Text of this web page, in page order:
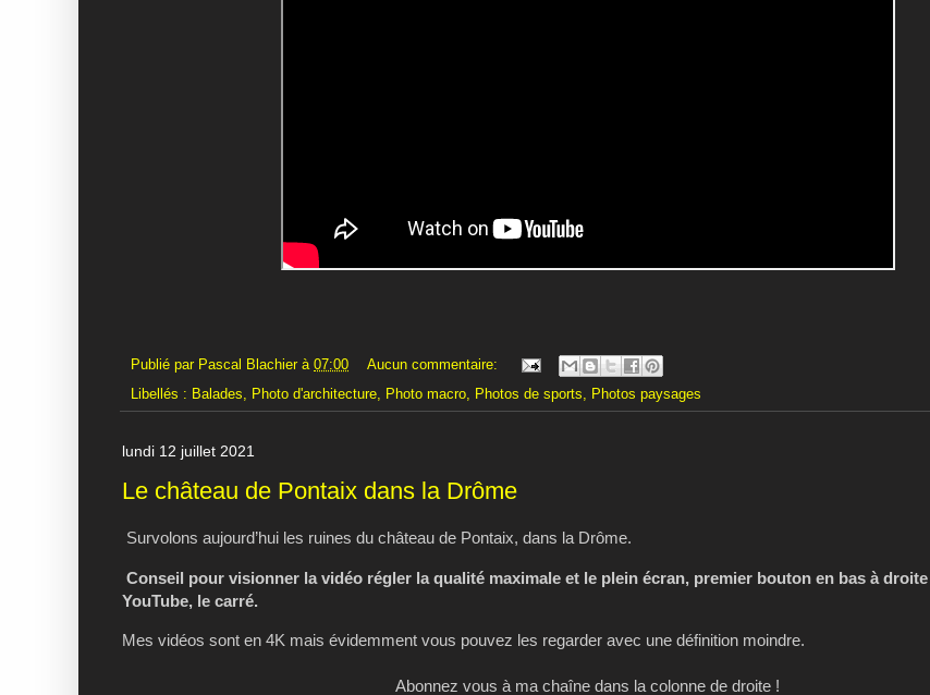
Publié par Pascal Blachier à 07:00
Aucun commentaire:
Libellés : Balades Photo d'architecture Photo macro Photos de sports Photos paysages
lundi 12 juillet 2021
Le château de Pontaix dans la Drôme
Survolons aujourd’hui les ruines du château de Pontaix, dans la Drôme.
Conseil pour visionner la vidéo régler la qualité maximale et le plein écran, premier bouton en bas à
YouTube, le carré.
Mes vidéos sont en 4K mais évidemment vous pouvez les regarder avec une définition moindre.
Abonnez vous à ma chaîne dans la colonne de droite !